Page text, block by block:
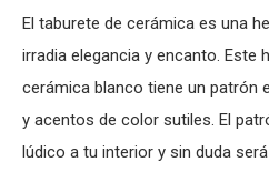
El taburete de cerámica es una
irradia elegancia y encanto. Este
cerámica blanco tiene un patrón
y acentos de color sutiles. El
lúdico a tu interior y sin duda